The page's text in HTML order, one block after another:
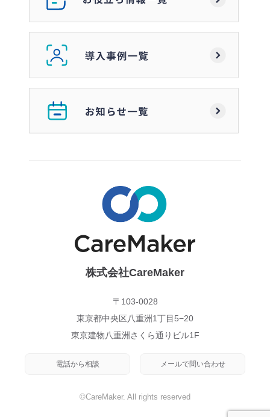
株式会社CareMaker
〒103-0028
東京都中央区八重洲1丁目5−20
東京建物八重洲さくら通りビル1F
電話から相談 メールで問い合わせ
©CareMaker. All rights reserved